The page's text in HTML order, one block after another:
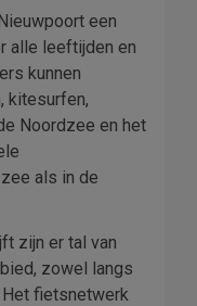
een
alle leeftijden en
kunnen
kitesurfen,
Noordzee en het
als in de
zijn er tal van
zowel langs
fietsnetwerk